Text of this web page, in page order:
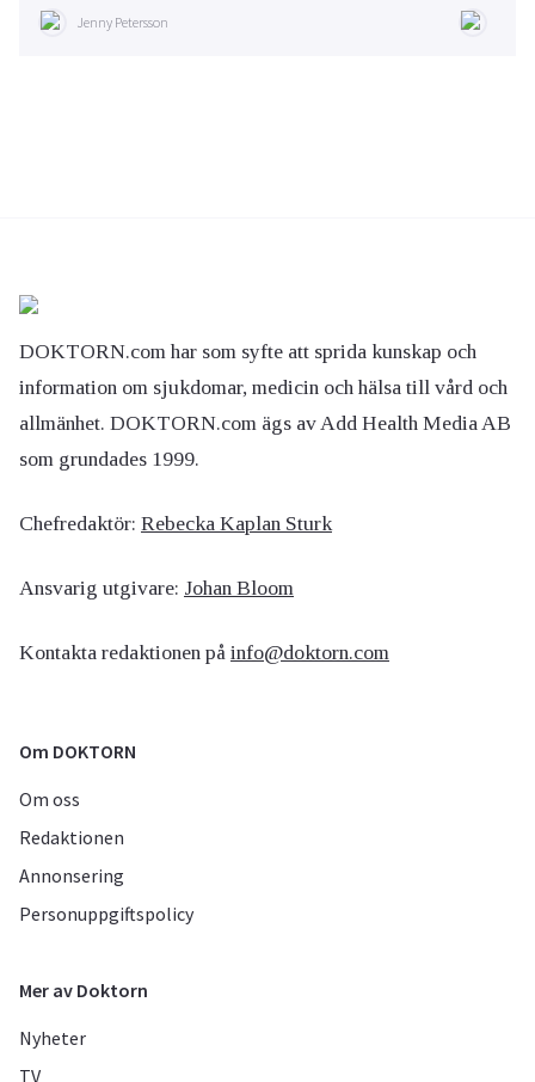
Jenny Petersson
DOKTORN.com har som syfte att sprida kunskap och
information om sjukdomar, medicin och hälsa till vård och
allmänhet. DOKTORN.com ägs av Add Health Media AB
som grundades 1999.
Chefredaktör: Rebecka Kaplan Sturk
Ansvarig utgivare: Johan Bloom
Kontakta redaktionen på info@doktorn.com
Om DOKTORN
Om oss
Redaktionen
Annonsering
Personuppgiftspolicy
Mer av Doktorn
Nyheter
TV